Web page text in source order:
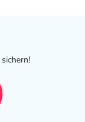
sichern!